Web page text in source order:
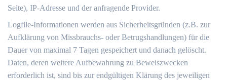
Seite), IP-Adresse und der anfragende Provider.
Logfile-Informationen werden aus Sicherheitsgründen (z.B. zur
Aufklärung von Missbrauchs- oder Betrugshandlungen) für die
Dauer von maximal 7 Tagen gespeichert und danach gelöscht.
Daten, deren weitere Aufbewahrung zu Beweiszwecken
erforderlich ist, sind bis zur endgültigen Klärung des jeweiligen